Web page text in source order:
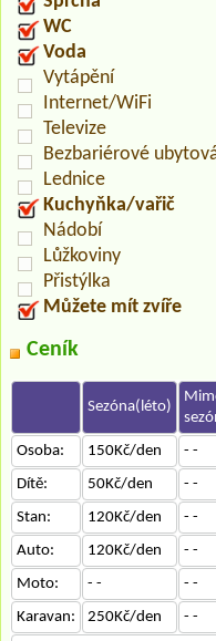
WC
Voda
Vytápění
Internet/WiFi
Televize
Bezbariérové
Lednice
Kuchyňka/vařič
Nádobí
Lůžkoviny
Přistýlka
Můžete mít zvíře
Ceník
Sezóna(léto)
Osoba:
150Kč/den - -
Dítě:
50Kč/den - -
Stan:
120Kč/den - -
Auto:
120Kč/den - -
Moto:
- - - -
Karavan:
250Kč/den - -